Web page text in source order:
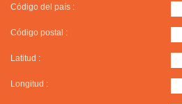
Código del país :
Código postal :
Latitud :
Longitud :